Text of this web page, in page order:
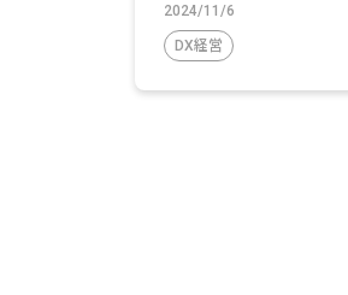
2024/11/6
DX経営